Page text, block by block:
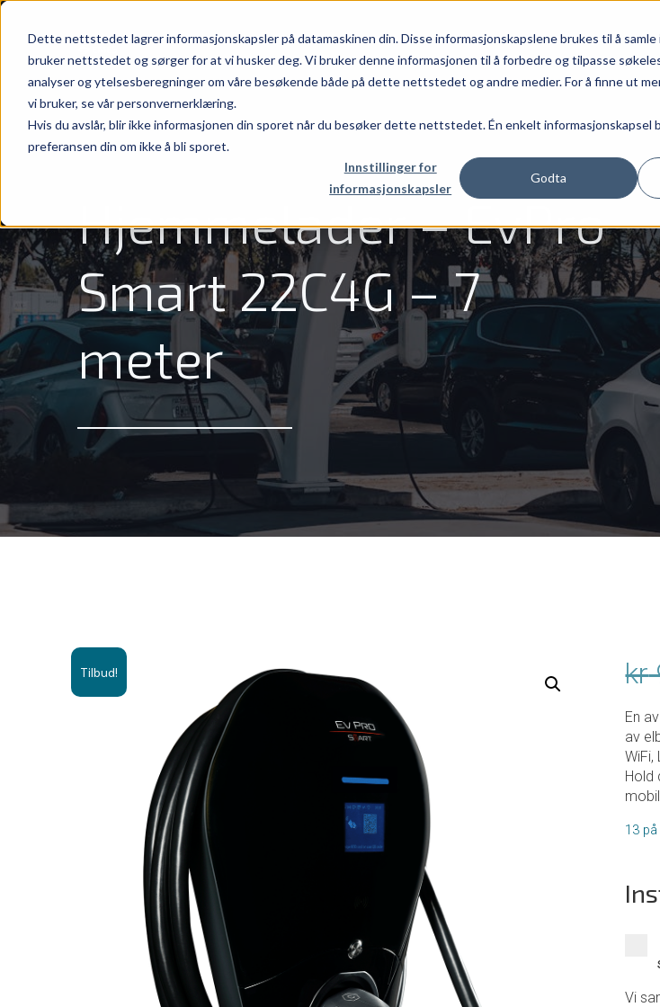
Dette nettstedet lagrer informasjonskapsler på datamaskinen din. Disse informasjonskapslene brukes til å samle
bruker nettstedet og sørger for at vi husker deg. Vi bruker denne informasjonen til å forbedre og tilpasse
analyser og ytelsesberegninger om våre besøkende både på dette nettstedet og andre medier. For å finne ut
vi bruker, se vår personvernerklæring.
Hvis du avslår, blir ikke informasjonen din sporet når du besøker dette nettstedet. Én enkelt informasjonskapsel
preferansen din om ikke å bli sporet.
Innstillinger for
informasjonskapsler
Godta
Hjemmelader – EvPro
Smart 22C4G – 7
meter
Tilbud! kr
En
av
Hold
13
Vi